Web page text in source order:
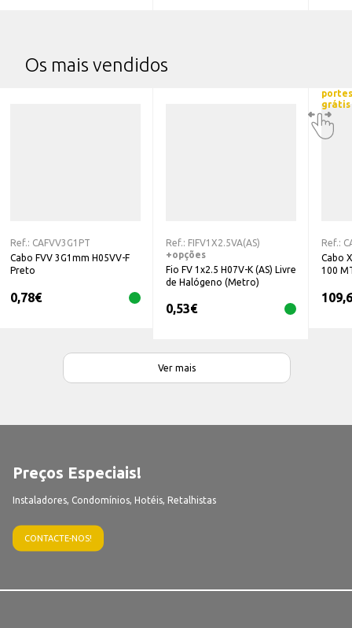
Os mais vendidos
Ref.: CAFVV3G1PT
Cabo FVV 3G1mm H05VV-F
Preto
0,78€
Ref.: FIFV1X2.5VA(AS)
+opções
Fio FV 1x2.5 H07V-K (AS) Livre
de Halógeno (Metro)
0,53€
portes
grátis
Ref.:
Cabo
100
Ver mais
Preços Especiais!
Instaladores, Condomínios, Hotéis, Retalhistas
CONTACTE-NOS!